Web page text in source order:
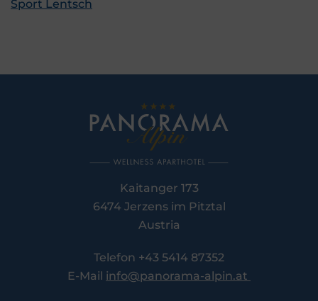
Sport Lentsch
Kaitanger 173
6474 Jerzens im Pitztal
Austria
Telefon +43 5414 87352
E-Mail info@panorama-alpin.at